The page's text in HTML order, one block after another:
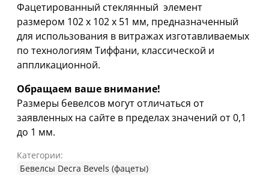
Фацетированный стеклянный элемент
размером 102 х 102 х 51 мм, предназначенный
для использования в витражах изготавливаемых
по технологиям Тиффани, классической и
аппликационной.
Обращаем ваше внимание!
Размеры бевелсов могут отличаться от
заявленных на сайте в пределах значений от 0,1
до 1 мм.
Категории:
Бевелсы Decra Bevels (фацеты)